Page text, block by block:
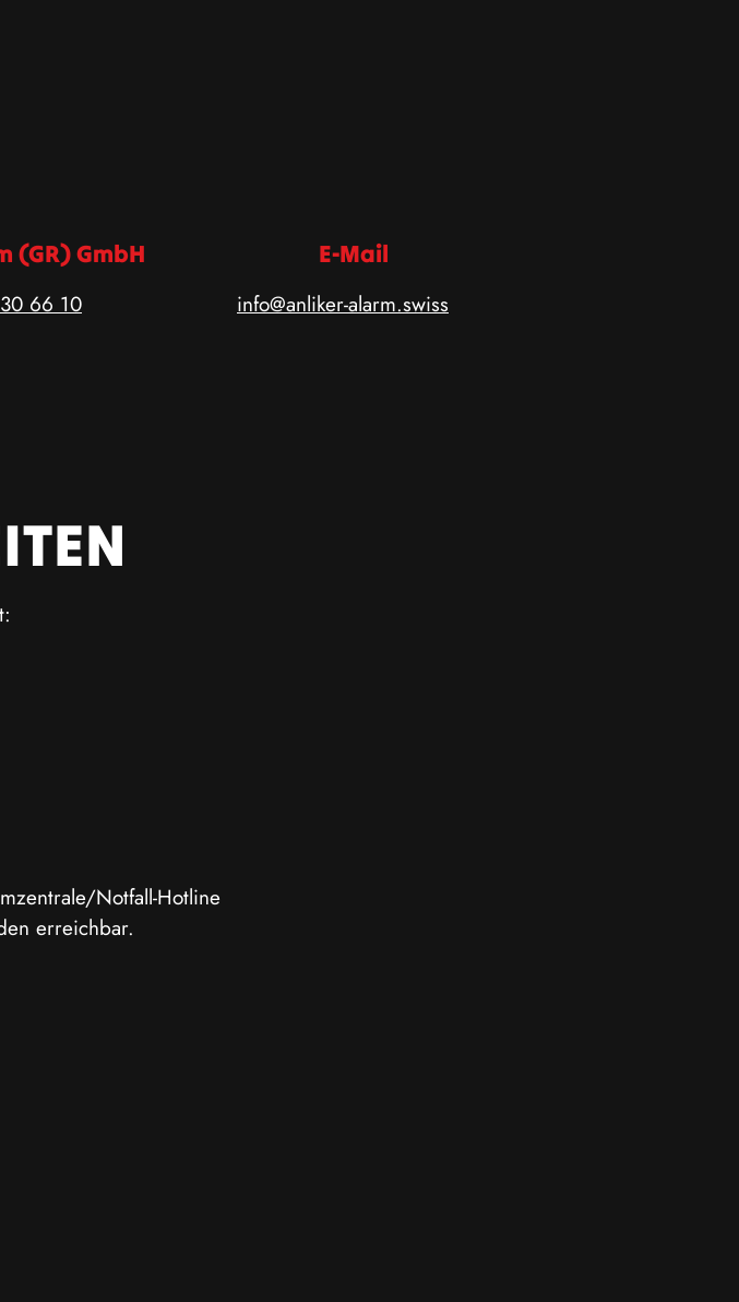
(GR) GmbH
66 10
E-Mail
info@anliker-alarm.swiss
Notfall-Hotline
erreichbar.